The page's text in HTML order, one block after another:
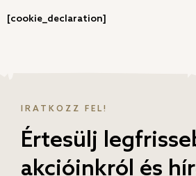
[cookie_declaration]
IRATKOZZ FEL!
Értesülj
akcióinkról és